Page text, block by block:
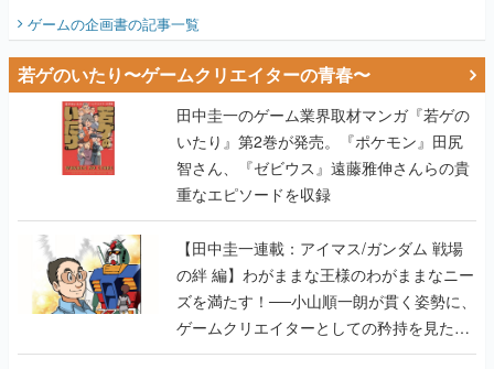
ビュー】
ゲームの企画書の記事一覧
若ゲのいたり〜ゲームクリエイターの青春〜
田中圭一のゲーム業界取材マンガ『若ゲの
いたり』第2巻が発売。『ポケモン』田尻
智さん、『ゼビウス』遠藤雅伸さんらの貴
重なエピソードを収録
【田中圭一連載：アイマス/ガンダム 戦場
の絆 編】わがままな王様のわがままなニー
ズを満たす！──小山順一朗が貫く姿勢に、
ゲームクリエイターとしての矜持を見た
【若ゲのいたり最終回】